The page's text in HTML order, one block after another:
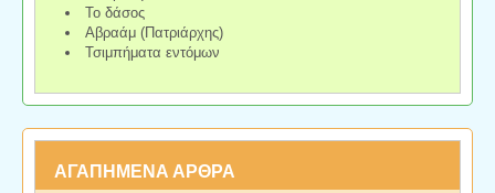
Το δάσος
Αβραάμ (Πατριάρχης)
Τσιμπήματα εντόμων
ΑΓΑΠΗΜΕΝΑ ΑΡΘΡΑ